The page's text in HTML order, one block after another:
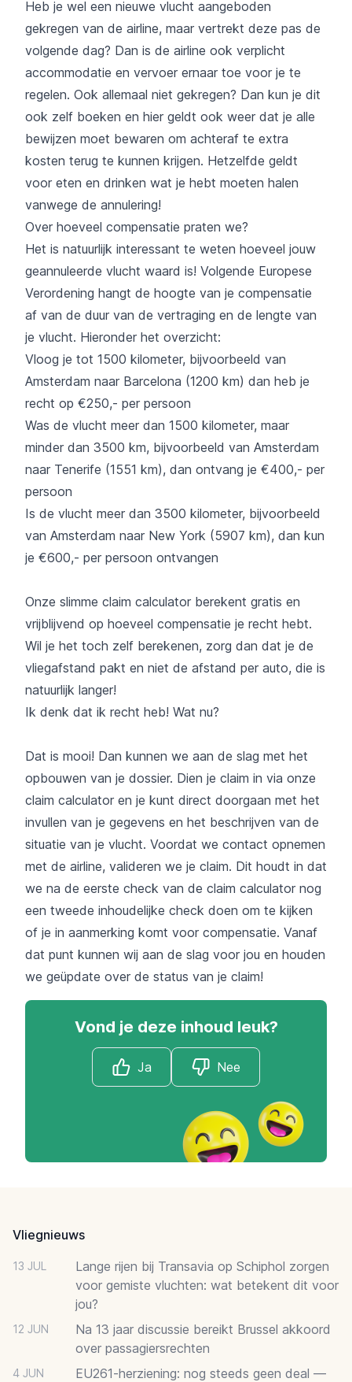
Heb je wel een nieuwe vlucht aangeboden
gekregen van de airline, maar vertrekt deze pas de
volgende dag? Dan is de airline ook verplicht
accommodatie en vervoer ernaar toe voor je te
regelen. Ook allemaal niet gekregen? Dan kun je dit
ook zelf boeken en hier geldt ook weer dat je alle
bewijzen moet bewaren om achteraf te extra
kosten terug te kunnen krijgen. Hetzelfde geldt
voor eten en drinken wat je hebt moeten halen
vanwege de annulering!
Over hoeveel compensatie praten we?
Het is natuurlijk interessant te weten hoeveel jouw
geannuleerde vlucht waard is! Volgende Europese
Verordening hangt de hoogte van je compensatie
af van de duur van de vertraging en de lengte van
je vlucht. Hieronder het overzicht:
Vloog je tot 1500 kilometer, bijvoorbeeld van
Amsterdam naar Barcelona (1200 km) dan heb je
recht op €250,- per persoon
Was de vlucht meer dan 1500 kilometer, maar
minder dan 3500 km, bijvoorbeeld van Amsterdam
naar Tenerife (1551 km), dan ontvang je €400,- per
persoon
Is de vlucht meer dan 3500 kilometer, bijvoorbeeld
van Amsterdam naar New York (5907 km), dan kun
je €600,- per persoon ontvangen
Onze slimme claim calculator berekent gratis en
vrijblijvend op hoeveel compensatie je recht hebt.
Wil je het toch zelf berekenen, zorg dan dat je de
vliegafstand pakt en niet de afstand per auto, die is
natuurlijk langer!
Ik denk dat ik recht heb! Wat nu?
Dat is mooi! Dan kunnen we aan de slag met het
opbouwen van je dossier. Dien je claim in via onze
claim calculator en je kunt direct doorgaan met het
invullen van je gegevens en het beschrijven van de
situatie van je vlucht. Voordat we contact opnemen
met de airline, valideren we je claim. Dit houdt in dat
we na de eerste check van de claim calculator nog
een tweede inhoudelijke check doen om te kijken
of je in aanmerking komt voor compensatie. Vanaf
dat punt kunnen wij aan de slag voor jou en houden
we geüpdate over de status van je claim!
Vond je deze inhoud leuk?
Ja Nee
Vliegnieuws
13 JUL
Lange rijen bij Transavia op Schiphol zorgen
voor gemiste vluchten: wat betekent dit voor
jou?
12 JUN
Na 13 jaar discussie bereikt Brussel akkoord
over passagiersrechten
4 JUN
EU261-herziening: nog steeds geen deal —